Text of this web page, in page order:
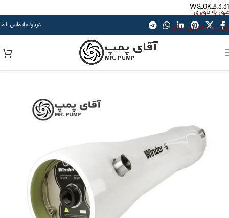
WS_OK_8.3.31
عبور به ناوبری
رفتن به محتوای اصلی
درباره ماتماس با ما